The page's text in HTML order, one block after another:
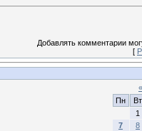
Добавлять комментарии
[
«
Пн
Вт
1
7
8